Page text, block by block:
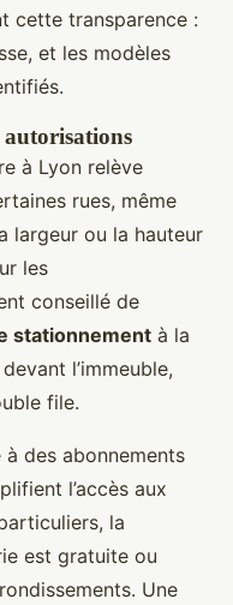
cette transparence :
et les modèles
autorisations
à Lyon relève
rues, même
largeur ou la hauteur
les
conseillé de
stationnement à la
l’immeuble,
file.
des abonnements
l’accès aux
la
est gratuite ou
Une